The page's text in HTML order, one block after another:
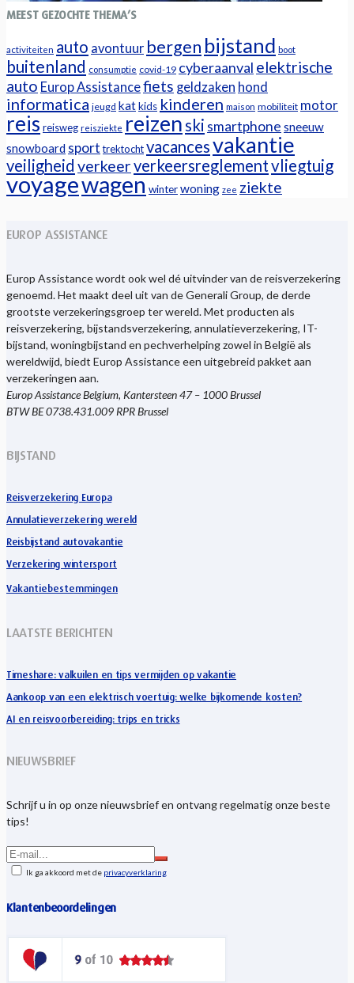
MEEST GEZOCHTE THEMA’S
activiteiten auto avontuur bergen bijstand boot
buitenland consumptie covid-19 cyberaanval elektrische
auto Europ Assistancefiets geldzaken hond
informatica jeugd katkids kinderen maison mobiliteit motor
reis reisweg reisziekte reizen ski smartphone sneeuw
snowboard sport trektochtvacancesvakantie
veiligheid verkeerverkeersreglementvliegtuig
voyagewagen winterwoning zee ziekte
EUROP ASSISTANCE
Europ Assistance wordt ook wel dé uitvinder van de reisverzekering
genoemd. Het maakt deel uit van de Generali Group, de derde
grootste verzekeringsgroep ter wereld. Met producten als
reisverzekering, bijstandsverzekering, annulatieverzekering, IT-
bijstand, woningbijstand en pechverhelping zowel in België als
wereldwijd, biedt Europ Assistance een uitgebreid pakket aan
verzekeringen aan.
Europ Assistance Belgium, Kantersteen 47 – 1000 Brussel
BTW BE 0738.431.009 RPR Brussel
BIJSTAND
Reisverzekering Europa
Annulatieverzekering wereld
Reisbijstand autovakantie
Verzekering wintersport
Vakantiebestemmingen
LAATSTE BERICHTEN
Timeshare: valkuilen en tips vermijden op vakantie
Aankoop van een elektrisch voertuig: welke bijkomende kosten?
AI en reisvoorbereiding: trips en tricks
NIEUWSBRIEF
Schrijf u in op onze nieuwsbrief en ontvang regelmatig onze beste
tips!
Ik ga akkoord met de privacyverklaring
Klantenbeoordelingen